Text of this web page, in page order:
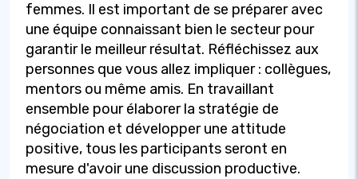
femmes. Il est important de se préparer avec
une équipe connaissant bien le secteur pour
garantir le meilleur résultat. Réfléchissez aux
personnes que vous allez impliquer : collègues,
mentors ou même amis. En travaillant
ensemble pour élaborer la stratégie de
négociation et développer une attitude
positive, tous les participants seront en
mesure d'avoir une discussion productive.